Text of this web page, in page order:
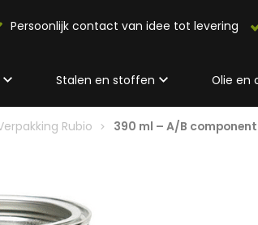
Persoonlijk contact van idee tot levering
Stalen en stoffen Olie en
Rubio 390 ml – A/B component